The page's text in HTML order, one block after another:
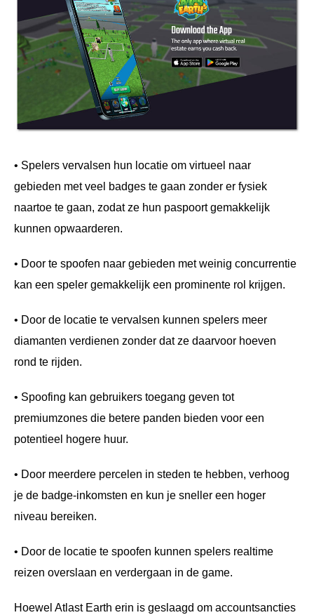
• Spelers vervalsen hun locatie om virtueel naar
gebieden met veel badges te gaan zonder er fysiek
naartoe te gaan, zodat ze hun paspoort gemakkelijk
kunnen opwaarderen.
• Door te spoofen naar gebieden met weinig concurrentie
kan een speler gemakkelijk een prominente rol krijgen.
• Door de locatie te vervalsen kunnen spelers meer
diamanten verdienen zonder dat ze daarvoor hoeven
rond te rijden.
• Spoofing kan gebruikers toegang geven tot
premiumzones die betere panden bieden voor een
potentieel hogere huur.
• Door meerdere percelen in steden te hebben, verhoog
je de badge-inkomsten en kun je sneller een hoger
niveau bereiken.
• Door de locatie te spoofen kunnen spelers realtime
reizen overslaan en verdergaan in de game.
Hoewel Atlast Earth erin is geslaagd om accountsancties